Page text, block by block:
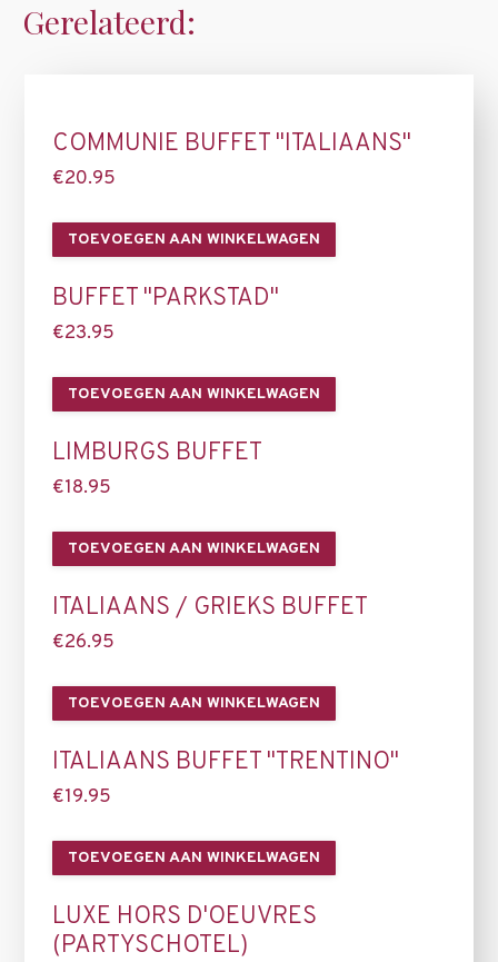
Gerelateerd:
COMMUNIE BUFFET "ITALIAANS"
€20.95
TOEVOEGEN AAN WINKELWAGEN
BUFFET "PARKSTAD"
€23.95
TOEVOEGEN AAN WINKELWAGEN
LIMBURGS BUFFET
€18.95
TOEVOEGEN AAN WINKELWAGEN
ITALIAANS / GRIEKS BUFFET
€26.95
TOEVOEGEN AAN WINKELWAGEN
ITALIAANS BUFFET "TRENTINO"
€19.95
TOEVOEGEN AAN WINKELWAGEN
LUXE HORS D'OEUVRES
(PARTYSCHOTEL)